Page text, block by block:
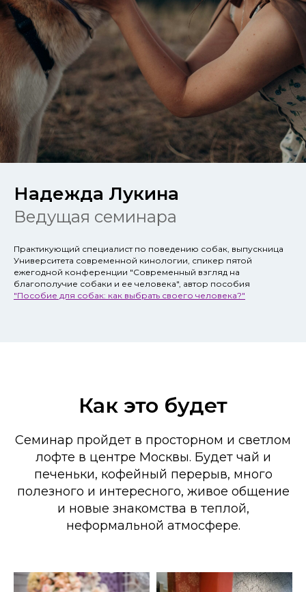
Надежда Лукина
Ведущая семинара
Практикующий специалист по поведению собак, выпускница
Университета современной кинологии, спикер пятой
ежегодной конференции "Современный взгляд на
благополучие собаки и ее человека", автор пособия
"Пособие для собак: как выбрать своего человека?"
Как это будет
Семинар пройдет в просторном и светлом
лофте в центре Москвы. Будет чай и
печеньки, кофейный перерыв, много
полезного и интересного, живое общение
и новые знакомства в теплой,
неформальной атмосфере.